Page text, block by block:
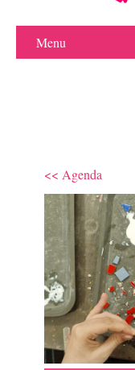
Menu
<< Agenda